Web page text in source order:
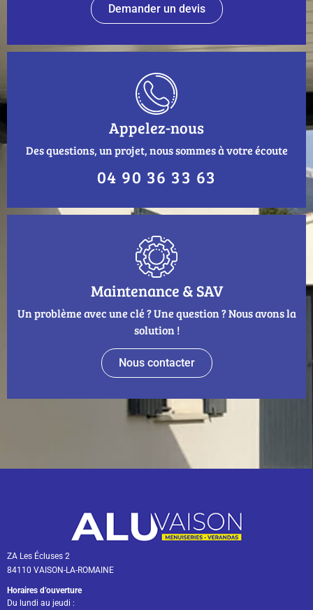
Demander un devis
Appelez-nous
Des questions, un projet, nous sommes à votre écoute
04 90 36 33 63
Maintenance & SAV
Un problème avec une clé ? Une question ? Nous avons la
solution !
Nous contacter
ZA Les Écluses 2
84110 VAISON-LA-ROMAINE
Horaires d’ouverture
Du lundi au jeudi :